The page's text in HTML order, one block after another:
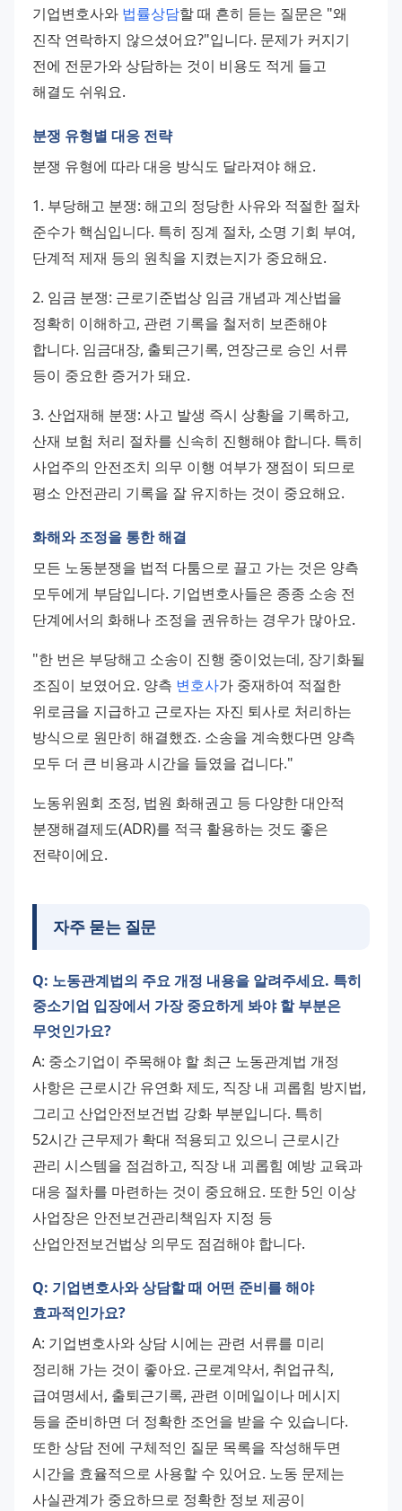
기업변호사와 법률상담할 때 흔히 듣는 질문은 "왜
진작 연락하지 않으셨어요?"입니다. 문제가 커지기
전에 전문가와 상담하는 것이 비용도 적게 들고
해결도 쉬워요.
분쟁 유형별 대응 전략
분쟁 유형에 따라 대응 방식도 달라져야 해요.
1. 부당해고 분쟁: 해고의 정당한 사유와 적절한 절차
준수가 핵심입니다. 특히 징계 절차, 소명 기회 부여,
단계적 제재 등의 원칙을 지켰는지가 중요해요.
2. 임금 분쟁: 근로기준법상 임금 개념과 계산법을
정확히 이해하고, 관련 기록을 철저히 보존해야
합니다. 임금대장, 출퇴근기록, 연장근로 승인 서류
등이 중요한 증거가 돼요.
3. 산업재해 분쟁: 사고 발생 즉시 상황을 기록하고,
산재 보험 처리 절차를 신속히 진행해야 합니다. 특히
사업주의 안전조치 의무 이행 여부가 쟁점이 되므로
평소 안전관리 기록을 잘 유지하는 것이 중요해요.
화해와 조정을 통한 해결
모든 노동분쟁을 법적 다툼으로 끌고 가는 것은 양측
모두에게 부담입니다. 기업변호사들은 종종 소송 전
단계에서의 화해나 조정을 권유하는 경우가 많아요.
"한 번은 부당해고 소송이 진행 중이었는데, 장기화될
조짐이 보였어요. 양측 변호사가 중재하여 적절한
위로금을 지급하고 근로자는 자진 퇴사로 처리하는
방식으로 원만히 해결했죠. 소송을 계속했다면 양측
모두 더 큰 비용과 시간을 들였을 겁니다."
노동위원회 조정, 법원 화해권고 등 다양한 대안적
분쟁해결제도(ADR)를 적극 활용하는 것도 좋은
전략이에요.
자주 묻는 질문
Q: 노동관계법의 주요 개정 내용을 알려주세요. 특히
중소기업 입장에서 가장 중요하게 봐야 할 부분은
무엇인가요?
A: 중소기업이 주목해야 할 최근 노동관계법 개정
사항은 근로시간 유연화 제도, 직장 내 괴롭힘 방지법,
그리고 산업안전보건법 강화 부분입니다. 특히
52시간 근무제가 확대 적용되고 있으니 근로시간
관리 시스템을 점검하고, 직장 내 괴롭힘 예방 교육과
대응 절차를 마련하는 것이 중요해요. 또한 5인 이상
사업장은 안전보건관리책임자 지정 등
산업안전보건법상 의무도 점검해야 합니다.
Q: 기업변호사와 상담할 때 어떤 준비를 해야
효과적인가요?
A: 기업변호사와 상담 시에는 관련 서류를 미리
정리해 가는 것이 좋아요. 근로계약서, 취업규칙,
급여명세서, 출퇴근기록, 관련 이메일이나 메시지
등을 준비하면 더 정확한 조언을 받을 수 있습니다.
또한 상담 전에 구체적인 질문 목록을 작성해두면
시간을 효율적으로 사용할 수 있어요. 노동 문제는
사실관계가 중요하므로 정확한 정보 제공이